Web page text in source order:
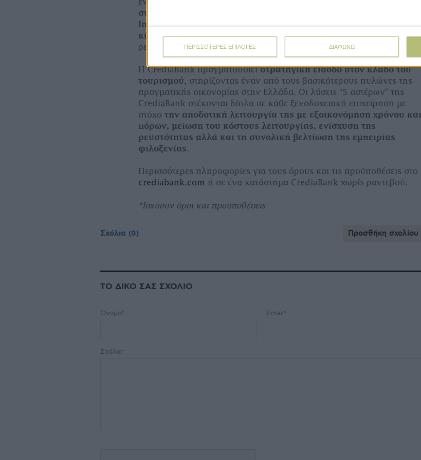
ΠΕΡΙΣΣΟΤΕΡΕΣ ΕΠΙΛΟΓΕΣ ΔΙΑΦΩΝΩ
συγχρηματοδοτούμενα και εγγυοδοτικά προγράμματα ΤΕΠΙΧ ΙΙΙ,
InvestEU, χρηματοδότηση σε δράσεις ΕΣΠΑ και κεφάλαιο
κίνησηςPOS, ιδανικό για περιόδους αυξημένης ανάγκης
ρευστότητας.
Η CrediaBank πραγματοποιείστρατηγική είσοδο στον κλάδο του
τουρισμού, στηρίζοντας έναν από τους βασικότερους πυλώνες της
πραγματικής οικονομίας στην Ελλάδα. Οι λύσεις “5 αστέρων” της
CrediaBank στέκονται δίπλα σε κάθε ξενοδοχειακή επιχείρηση με
στόχοτην αποδοτική λειτουργία της με εξοικονόμηση χρόνου και
πόρων, μείωση του κόστους λειτουργίας, ενίσχυση της
ρευστότητας αλλά και τη συνολική βελτίωση της εμπειρίας
φιλοξενίας.
Περισσότερες πληροφορίες για τους όρους και τις προϋποθέσεις στο
crediabank.com ή σε ένα κατάστημα CrediaBank χωρίς ραντεβού.
*Ισχύουν όροι και προϋποθέσεις
Σχόλια (0) Προσθήκη σχολίου
ΤΟ ΔΙΚΟ ΣΑΣ ΣΧΟΛΙΟ
Όνομα* Email*
Σχόλιο*